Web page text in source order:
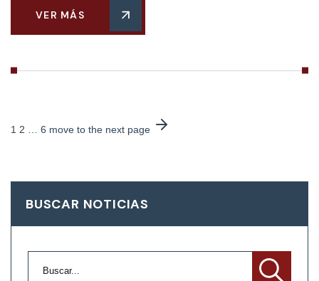
VER MÁS
1 2 6 move to the next page
BUSCAR NOTICIAS